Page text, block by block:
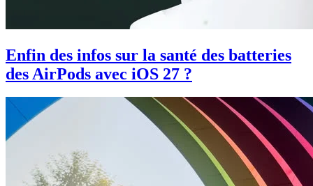
Enfin des infos sur la santé des batteries
des AirPods avec iOS 27 ?